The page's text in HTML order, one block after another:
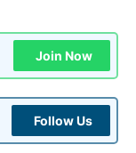
Join Now
Follow Us